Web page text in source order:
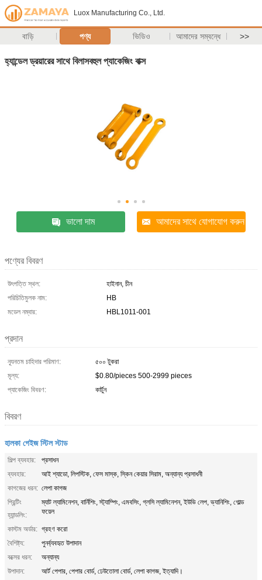
Luox Manufacturing Co., Ltd.
বাড়ি পণ্য ভিডিও আমাদের সম্বন্ধে >>
হ্যান্ডেল ড্রয়ারের সাথে বিলাসবহুল প্যাকেজিং বাক্স
ভালো দাম আমাদের সাথে যোগাযোগ করুন
পণ্যের বিবরণ
উৎপত্তি স্থল:
হাইনান, চীন
পরিচিতিমুলক নাম:
HB
মডেল নম্বার:
HBL1011-001
প্রদান
ন্যূনতম চাহিদার পরিমাণ:
৫০০ টুকরা
মূল্য:
$0.80/pieces 500-2999 pieces
প্যাকেজিং বিবরণ:
কার্টুন
বিবরণ
হালকা গেইজ স্টিল স্টাড
শিল্প ব্যবহার:
প্রসাধন
ব্যবহার:
আই শ্যাডো, লিপস্টিক, ফেস মাস্ক, স্কিন কেয়ার সিরাম, অন্যান্য প্রসাধনী
কাগজের ধরন: লেপা কাগজ
প্রিন্টিং
হ্যান্ডলিং:
ম্যাট ল্যামিনেশন, বার্নিশিং, স্ট্যাম্পিং, এমবসিং, গ্লসি ল্যামিনেশন, ইউভি লেপ, ভ্যানিশিং, গোল্ড
ফয়েল
কাস্টম অর্ডার: গ্রহণ করো
বৈশিষ্ট্য:
পুনর্ব্যবহৃত উপাদান
বক্সের ধরন:
অন্যান্য
উপাদান:
আর্ট পেপার, পেপার বোর্ড, ঢেউতোলা বোর্ড, লেপা কাগজ, ইত্যাদি।